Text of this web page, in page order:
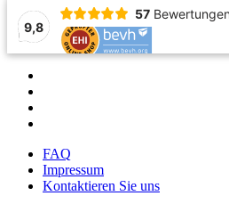
9,8
57 Bewertungen
FAQ
Impressum
Kontaktieren Sie uns